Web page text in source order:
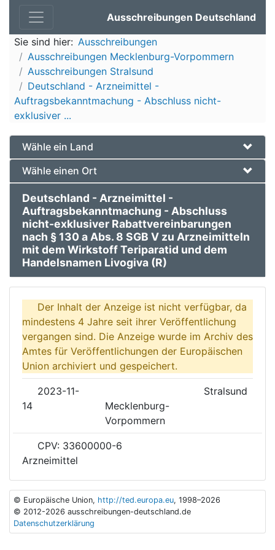
Ausschreibungen Deutschland
Sie sind hier: Ausschreibungen
Ausschreibungen Mecklenburg-Vorpommern
Ausschreibungen Stralsund
Deutschland - Arzneimittel -
Auftragsbekanntmachung - Abschluss nicht-
exklusiver ...
Wähle ein Land
Wähle einen Ort
Deutschland - Arzneimittel -
Auftragsbekanntmachung - Abschluss
nicht-exklusiver Rabattvereinbarungen
nach § 130 a Abs. 8 SGB V zu Arzneimitteln
mit dem Wirkstoff Teriparatid und dem
Handelsnamen Livogiva (R)
Der Inhalt der Anzeige ist nicht verfügbar, da
mindestens 4 Jahre seit ihrer Veröffentlichung
vergangen sind. Die Anzeige wurde im Archiv des
Amtes für Veröffentlichungen der Europäischen
Union archiviert und gespeichert.
2023-11-
14
Mecklenburg-
Vorpommern
Stralsund
CPV: 33600000-6
Arzneimittel
© Europäische Union, http://ted.europa.eu, 1998–2026
© 2012-2026 ausschreibungen-deutschland.de
Datenschutzerklärung